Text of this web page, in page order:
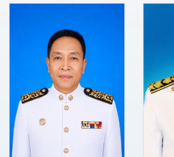
จัด